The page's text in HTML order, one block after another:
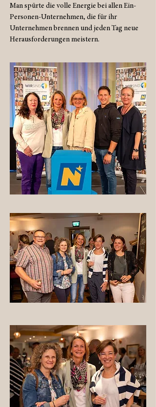
Man spürte die volle Energie bei allen Ein-
Personen-Unternehmen, die für ihr
Unternehmen brennen und jeden Tag neue
Herausforderungen meistern.